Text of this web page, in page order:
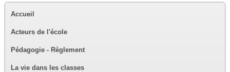
Accueil
Acteurs de l'école
Pédagogie - Règlement
La vie dans les classes